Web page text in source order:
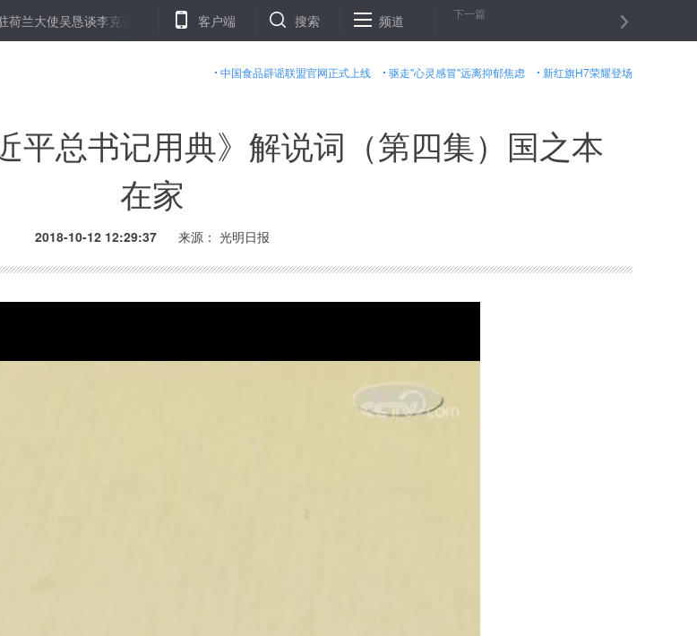
恳谈李克强总理访问荷兰 综述：俄飞船事故中逃逸系统表现出色 但暴露深层次危机 俄国防部：苏－５７战机
客户端 搜索 频道 下一篇
中国食品辟谣联盟官网正式上线 驱走"心灵感冒"远离抑郁焦虑 新红旗H7荣耀登场
平总书记用典》解说词（第四集）国之本
在家
2018-10-12 12:29:37 来源： 光明日报